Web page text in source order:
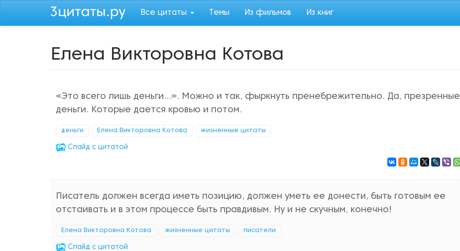
Все цитаты Темы Из фильмов Из книг
Елена Викторовна Котова
«Это всего лишь деньги…». Можно и так, фыркнуть пренебрежительно. Да, презренные
деньги. Которые дается кровью и потом.
деньги Елена Викторовна Котова жизненные цитаты
Cлайд с цитатой
Писатель должен всегда иметь позицию, должен уметь ее донести, быть готовым ее
отстаивать и в этом процессе быть правдивым. Ну и не скучным, конечно!
Елена Викторовна Котова жизненные цитаты писатели
Cлайд с цитатой